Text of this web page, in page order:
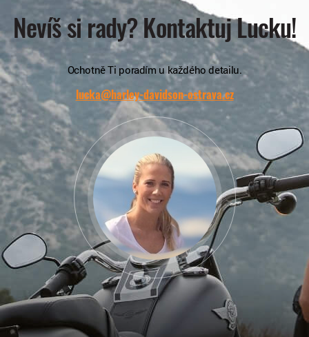
Nevíš si rady? Kontaktuj Lucku!
Ochotně Ti poradím u každého detailu.
lucka@harley-davidson-ostrava.cz